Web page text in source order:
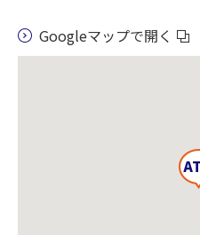
Googleマップで開く